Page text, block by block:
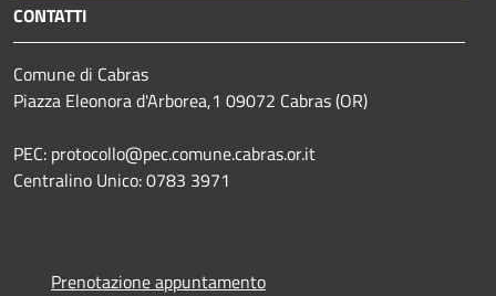
CONTATTI
Comune di Cabras
Piazza Eleonora d'Arborea,1 09072 Cabras (OR)
PEC: protocollo@pec.comune.cabras.or.it
Centralino Unico: 0783 3971
Prenotazione appuntamento